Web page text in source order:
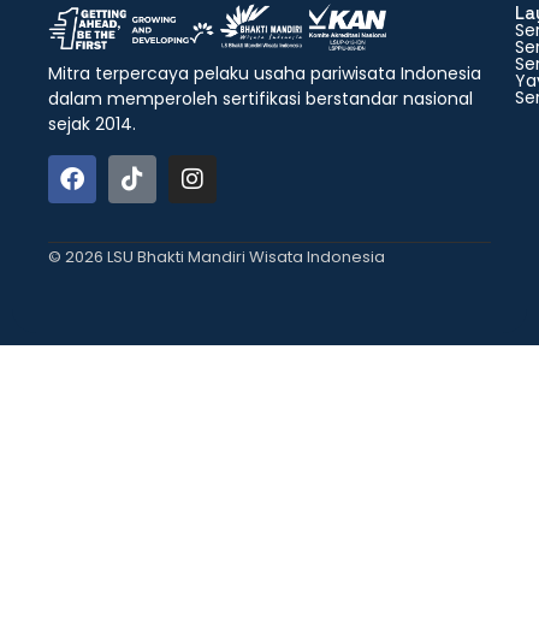
Mitra terpercaya pelaku usaha pariwisata Indonesia
dalam memperoleh sertifikasi berstandar nasional
sejak 2014.
© 2026 LSU Bhakti Mandiri Wisata Indonesia